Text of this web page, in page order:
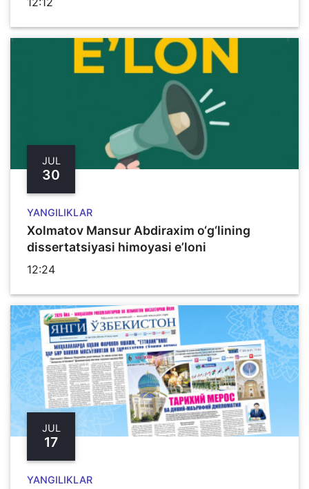
JUL
30
YANGILIKLAR
Xolmatov Mansur Abdiraxim o‘g‘lining
dissertatsiyasi himoyasi e’loni
12:24
JUL
17
YANGILIKLAR